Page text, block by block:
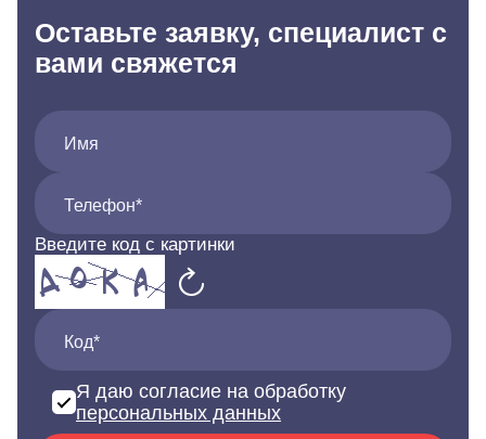
Оставьте заявку, специалист с
вами свяжется
Имя
Телефон*
Введите код с картинки
Код*
Я даю согласие на обработку
персональных данных